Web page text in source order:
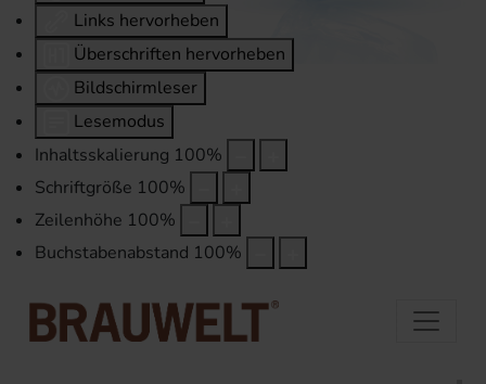
Links hervorheben
Überschriften hervorheben
Bildschirmleser
Lesemodus
Inhaltsskalierung 100%
Schriftgröße 100%
Zeilenhöhe 100%
Buchstabenabstand 100%